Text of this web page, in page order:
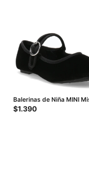
Balerinas de Niña MINI
Carol - Negro
$1.390